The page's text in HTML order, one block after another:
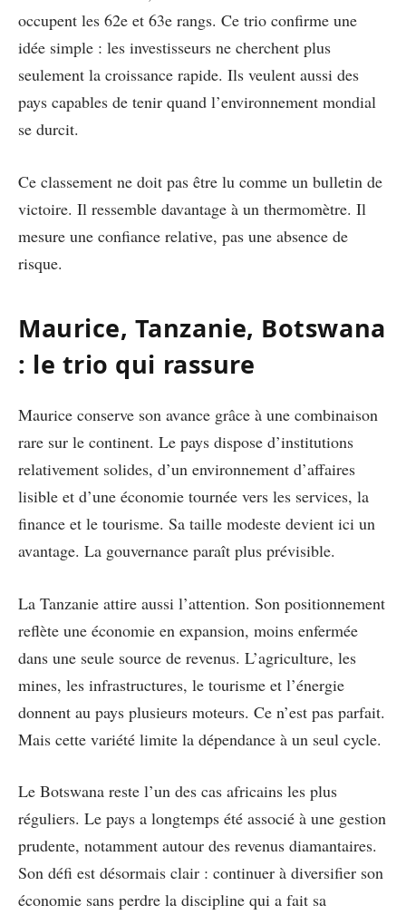
occupent les 62e et 63e rangs. Ce trio confirme une
idée simple : les investisseurs ne cherchent plus
seulement la croissance rapide. Ils veulent aussi des
pays capables de tenir quand l’environnement mondial
se durcit.
Ce classement ne doit pas être lu comme un bulletin de
victoire. Il ressemble davantage à un thermomètre. Il
mesure une confiance relative, pas une absence de
risque.
Maurice, Tanzanie, Botswana
: le trio qui rassure
Maurice conserve son avance grâce à une combinaison
rare sur le continent. Le pays dispose d’institutions
relativement solides, d’un environnement d’affaires
lisible et d’une économie tournée vers les services, la
finance et le tourisme. Sa taille modeste devient ici un
avantage. La gouvernance paraît plus prévisible.
La Tanzanie attire aussi l’attention. Son positionnement
reflète une économie en expansion, moins enfermée
dans une seule source de revenus. L’agriculture, les
mines, les infrastructures, le tourisme et l’énergie
donnent au pays plusieurs moteurs. Ce n’est pas parfait.
Mais cette variété limite la dépendance à un seul cycle.
Le Botswana reste l’un des cas africains les plus
réguliers. Le pays a longtemps été associé à une gestion
prudente, notamment autour des revenus diamantaires.
Son défi est désormais clair : continuer à diversifier son
économie sans perdre la discipline qui a fait sa